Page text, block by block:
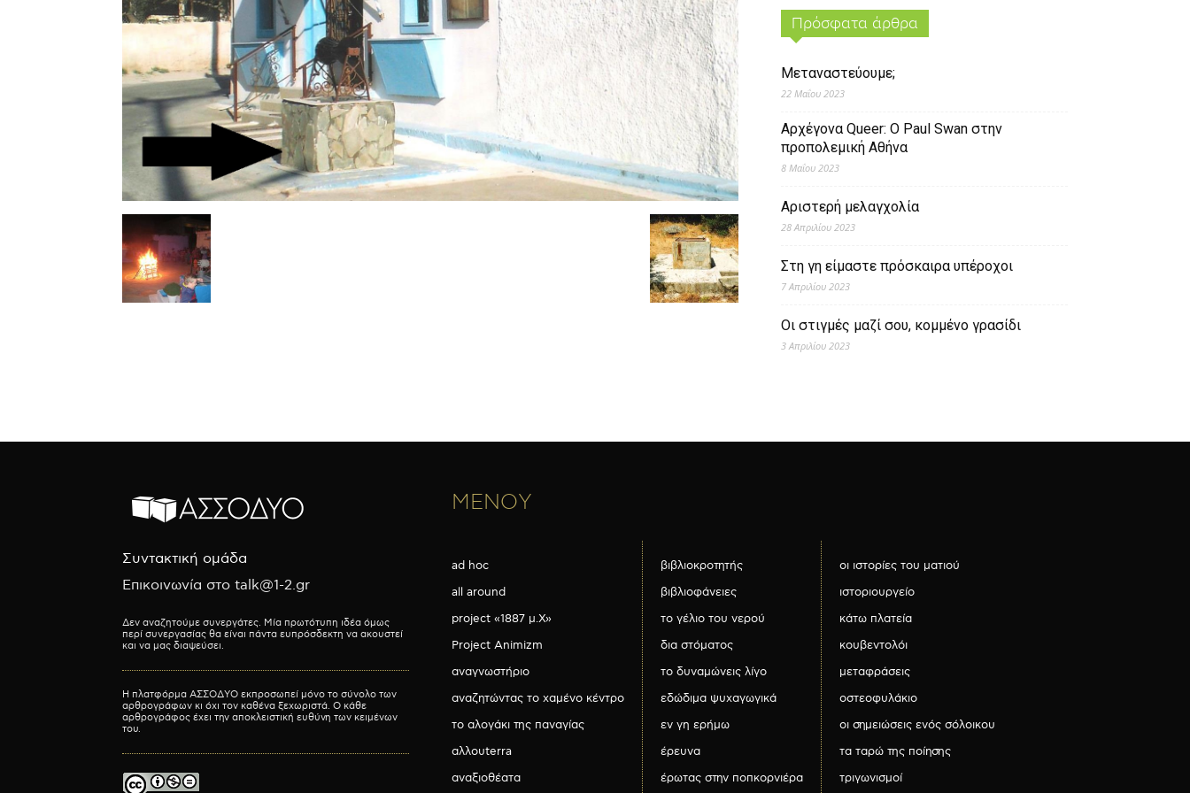
Πρόσφατα άρθρα
Μεταναστεύουμε;
22 Μαΐου 2023
Αρχέγονα Queer: O Paul Swan στην
προπολεμική Αθήνα
8 Μαΐου 2023
Αριστερή μελαγχολία
28 Απριλίου 2023
Στη γη είμαστε πρόσκαιρα υπέροχοι
7 Απριλίου 2023
Οι στιγμές μαζί σου, κομμένο γρασίδι
3 Απριλίου 2023
Συντακτική ομάδα
Επικοινωνία στο talk@1-2.gr
Δεν αναζητούμε συνεργάτες. Μία πρωτότυπη ιδέα όμως
περί συνεργασίας θα είναι πάντα ευπρόσδεκτη να ακουστεί
και να μας διαψεύσει.
Η πλατφόρμα ΑΣΣΟΔΥΟ εκπροσωπεί μόνο το σύνολο των
αρθρογράφων κι όχι τον καθένα ξεχωριστά. Ο κάθε
αρθρογράφος έχει την αποκλειστική ευθύνη των κειμένων
του.
ΜΕΝΟΥ
ad hoc
all around
project «1887 μ.Χ»
Project Animizm
αναγνωστήριο
αναζητώντας το χαμένο κέντρο
το αλογάκι της παναγίας
αλλουterra
αναξιοθέατα
βιβλιοκροτητής
βιβλιοφάνειες
το γέλιο του νερού
δια στόματος
το δυναμώνεις λίγο
εδώδιμα ψυχαγωγικά
εν γη ερήμω
έρευνα
έρωτας στην ποπκορνιέρα
οι ιστορίες του ματιού
ιστοριουργείο
κάτω πλατεία
κουβεντολόι
μεταφράσεις
οστεοφυλάκιο
οι σημειώσεις ενός σόλοικου
τα ταρώ της ποίησης
τριγωνισμοί